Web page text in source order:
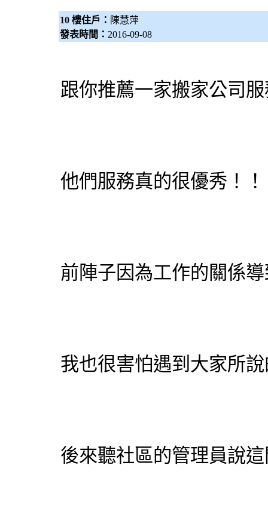
10 樓住戶： 陳慧萍
發表時間： 2016-09-08
跟你推薦一家搬家公司
他們服務真的很優秀！！
前陣子因為工作的關係
我也很害怕遇到大家所
後來聽社區的管理員說